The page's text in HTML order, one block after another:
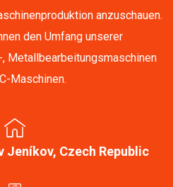
anzuschauen.
den Umfang unserer
Metallbearbeitungsmaschinen
Maschinen.
Jeníkov, Czech Republic